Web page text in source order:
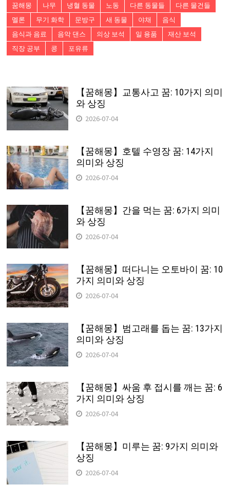
꿈해몽
나무 냉혈 동물 노동 다른 동물들
다른 물건들
멜론
무기 화학 문방구 새 동물 야채
음식
음식과 음료
음악 댄스 의상 보석 일 용품
재산 보석
직장 공부
콩 포유류
【꿈해몽】교통사고 꿈: 10가지 의미
와 상징
2026-07-04
【꿈해몽】호텔 수영장 꿈: 14가지
의미와 상징
2026-07-04
【꿈해몽】간을 먹는 꿈: 6가지 의미
와 상징
2026-07-04
【꿈해몽】떠다니는 오토바이 꿈: 10
가지 의미와 상징
2026-07-04
【꿈해몽】범고래를 돕는 꿈: 13가지
의미와 상징
2026-07-04
【꿈해몽】싸움 후 접시를 깨는 꿈: 6
가지 의미와 상징
2026-07-04
【꿈해몽】미루는 꿈: 9가지 의미와
상징
2026-07-04